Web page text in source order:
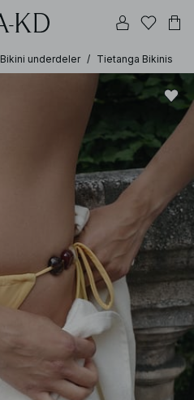
Bikini underdeler / Tietanga Bikinis